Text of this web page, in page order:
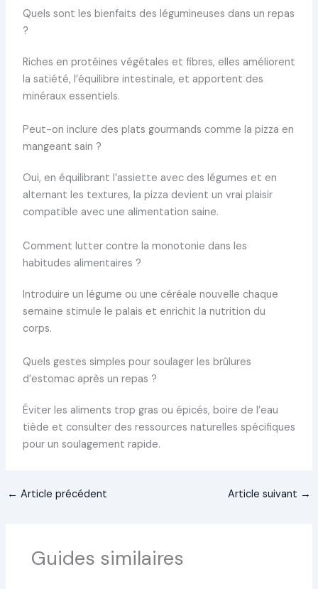
Quels sont les bienfaits des légumineuses dans un repas
?
Riches en protéines végétales et fibres, elles améliorent
la satiété, l’équilibre intestinale, et apportent des
minéraux essentiels.
Peut-on inclure des plats gourmands comme la pizza en
mangeant sain ?
Oui, en équilibrant l’assiette avec des légumes et en
alternant les textures, la pizza devient un vrai plaisir
compatible avec une alimentation saine.
Comment lutter contre la monotonie dans les
habitudes alimentaires ?
Introduire un légume ou une céréale nouvelle chaque
semaine stimule le palais et enrichit la nutrition du
corps.
Quels gestes simples pour soulager les brûlures
d’estomac après un repas ?
Éviter les aliments trop gras ou épicés, boire de l’eau
tiède et consulter des ressources naturelles spécifiques
pour un soulagement rapide.
← Article précédent Article suivant →
Guides similaires